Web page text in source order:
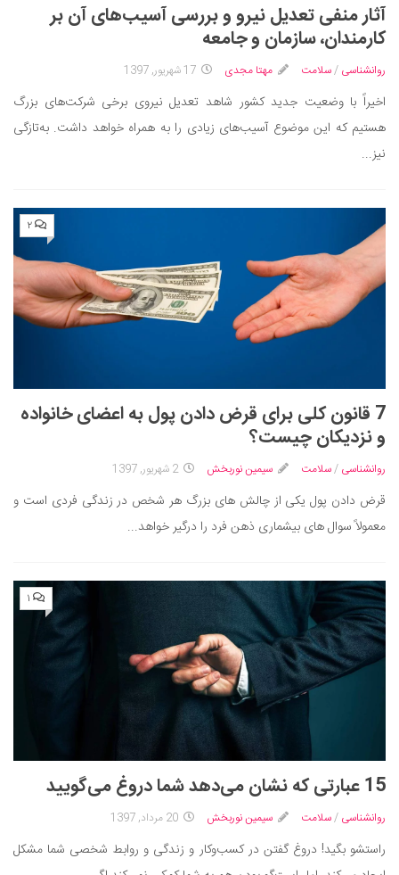
آثار منفی تعدیل نیرو و بررسی آسیب‌های آن بر
کارمندان، سازمان و جامعه
روانشناسی /سلامت مهتا مجدی 17 شهریور, 1397
اخیراً با وضعیت جدید کشور شاهد تعدیل نیروی برخی شرکت‌های بزرگ
هستیم که این موضوع آسیب‌های زیادی را به همراه خواهد داشت. به‌تازگی
نیز...
۲
7 قانون کلی برای قرض دادن پول به اعضای خانواده
و نزدیکان چیست؟
روانشناسی /سلامت سیمین نوربخش 2 شهریور, 1397
قرض دادن پول یکی از چالش های بزرگ هر شخص در زندگی فردی است و
معمولاً سوال های بیشماری ذهن فرد را درگیر خواهد...
۱
15 عبارتی که نشان می‌دهد شما دروغ می‌گویید
روانشناسی /سلامت سیمین نوربخش 20 مرداد, 1397
راستشو بگید! دروغ گفتن در کسب‌وکار و زندگی و روابط شخصی شما مشکل